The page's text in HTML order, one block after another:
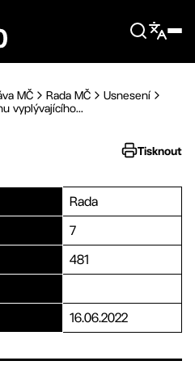
MČ Rada MČ
Usnesení
vyplývajícího...
Tisknout
Rada
7
481
16.06.2022